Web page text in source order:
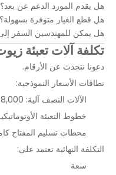
هل يقدم المورد الدعم عن بعد؟
هل قطع الغيار متوفرة بسهولة؟
هل يمكن للمهندسين السفر إلى
تكلفة آلات تعبئة
دعونا نتحدث عن الأرقام.
نطاقات الأسعار النموذجية:
الآلات النصف آلية: 8,000 دولار – 25,000 دولار
خطوط التعبئة الأوتوماتيكية: 30,000 دولار – 150,000
محطات تسليم المفتاح كاملة: 100,000 دولار - 500,000
التكلفة النهائية تعتمد على:
سعة